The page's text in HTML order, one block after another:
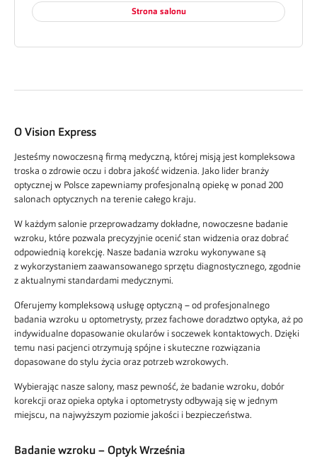
Strona salonu
O Vision Express
Jesteśmy nowoczesną firmą medyczną, której misją jest kompleksowa
troska o zdrowie oczu i dobra jakość widzenia. Jako lider branży
optycznej w Polsce zapewniamy profesjonalną opiekę w ponad 200
salonach optycznych na terenie całego kraju.
W każdym salonie przeprowadzamy dokładne, nowoczesne badanie
wzroku, które pozwala precyzyjnie ocenić stan widzenia oraz dobrać
odpowiednią korekcję. Nasze badania wzroku wykonywane są
z wykorzystaniem zaawansowanego sprzętu diagnostycznego, zgodnie
z aktualnymi standardami medycznymi.
Oferujemy kompleksową usługę optyczną – od profesjonalnego
badania wzroku u optometrysty, przez fachowe doradztwo optyka, aż po
indywidualne dopasowanie okularów i soczewek kontaktowych. Dzięki
temu nasi pacjenci otrzymują spójne i skuteczne rozwiązania
dopasowane do stylu życia oraz potrzeb wzrokowych.
Wybierając nasze salony, masz pewność, że badanie wzroku, dobór
korekcji oraz opieka optyka i optometrysty odbywają się w jednym
miejscu, na najwyższym poziomie jakości i bezpieczeństwa.
Badanie wzroku – OptykWrześnia